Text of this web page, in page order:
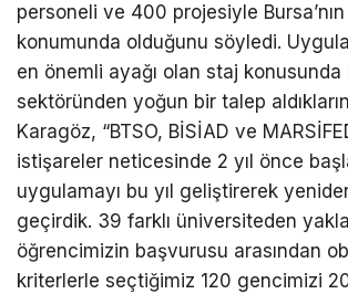
personeli ve 400 projesiyle
konumunda olduğunu söyledi.
en önemli ayağı olan staj konusunda
sektöründen yoğun bir talep al
Karagöz, “BTSO, BİSİAD ve
istişareler neticesinde 2 yıl önce
uygulamayı bu yıl geliştirerek
geçirdik. 39 farklı üniversiteden
öğrencimizin başvurusu arasından
kriterlerle seçtiğimiz 120 gencimizi